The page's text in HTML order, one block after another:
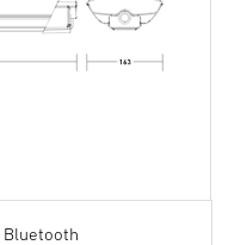
Bluetooth